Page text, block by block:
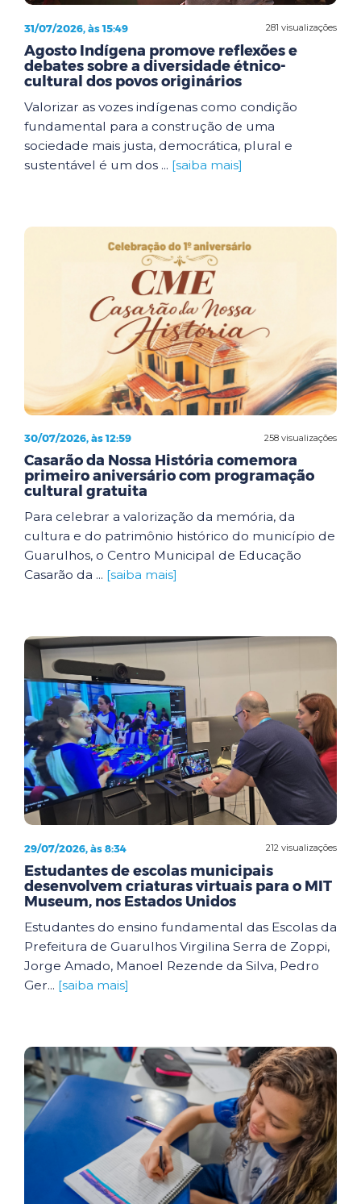
281 visualizações
31/07/2026, às 15:49
Agosto Indígena promove reflexões e
debates sobre a diversidade étnico-
cultural dos povos originários
Valorizar as vozes indígenas como condição
fundamental para a construção de uma
sociedade mais justa, democrática, plural e
sustentável é um dos ... [saiba mais]
258 visualizações
30/07/2026, às 12:59
Casarão da Nossa História comemora
primeiro aniversário com programação
cultural gratuita
Para celebrar a valorização da memória, da
cultura e do patrimônio histórico do município de
Guarulhos, o Centro Municipal de Educação
Casarão da ... [saiba mais]
212 visualizações
29/07/2026, às 8:34
Estudantes de escolas municipais
desenvolvem criaturas virtuais para o MIT
Museum, nos Estados Unidos
Estudantes do ensino fundamental das Escolas da
Prefeitura de Guarulhos Virgilina Serra de Zoppi,
Jorge Amado, Manoel Rezende da Silva, Pedro
Ger... [saiba mais]